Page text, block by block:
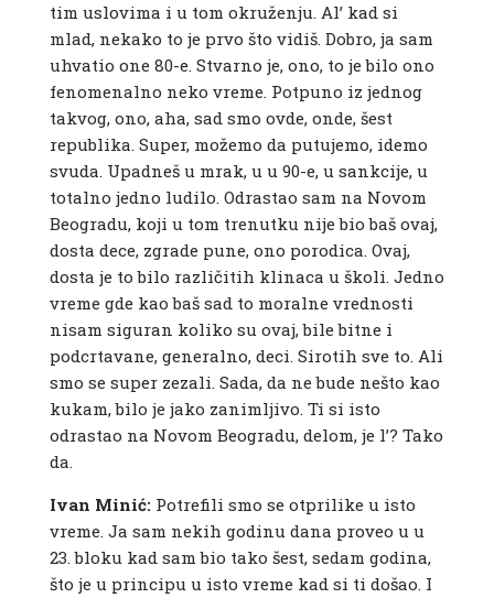
tim uslovima i u tom okruženju. Al’ kad si
mlad, nekako to je prvo što vidiš. Dobro, ja sam
uhvatio one 80-e. Stvarno je, ono, to je bilo ono
fenomenalno neko vreme. Potpuno iz jednog
takvog, ono, aha, sad smo ovde, onde, šest
republika. Super, možemo da putujemo, idemo
svuda. Upadneš u mrak, u u 90-e, u sankcije, u
totalno jedno ludilo. Odrastao sam na Novom
Beogradu, koji u tom trenutku nije bio baš ovaj,
dosta dece, zgrade pune, ono porodica. Ovaj,
dosta je to bilo različitih klinaca u školi. Jedno
vreme gde kao baš sad to moralne vrednosti
nisam siguran koliko su ovaj, bile bitne i
podcrtavane, generalno, deci. Sirotih sve to. Ali
smo se super zezali. Sada, da ne bude nešto kao
kukam, bilo je jako zanimljivo. Ti si isto
odrastao na Novom Beogradu, delom, je l’? Tako
da.
Ivan Minić: Potrefili smo se otprilike u isto
vreme. Ja sam nekih godinu dana proveo u u
23. bloku kad sam bio tako šest, sedam godina,
što je u principu u isto vreme kad si ti došao. I